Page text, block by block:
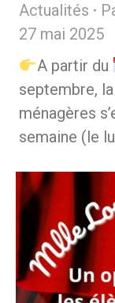
Actualités
27 mai 2025
A partir du
septembre,
ménagères
semaine (le